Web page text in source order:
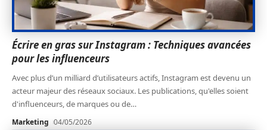
Écrire en gras sur Instagram : Techniques avancées
pour les influenceurs
Avec plus d’un milliard d’utilisateurs actifs, Instagram est devenu un
acteur majeur des réseaux sociaux. Les publications, qu'elles soient
d'influenceurs, de marques ou de…
Marketing 04/05/2026